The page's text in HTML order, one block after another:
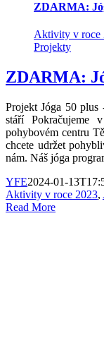
ZDARMA:
Aktivity v roce
Projekty
ZDARMA:
Projekt Jóga 50
stáří Pokračujeme
pohybovém centru
chcete udržet
nám. Náš jóga
YFE2024-01-
Aktivity v roce 2023,
Read More